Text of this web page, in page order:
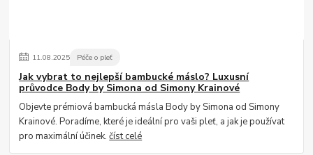
11.08.2025 Péče o pleť
Jak vybrat to nejlepší bambucké máslo? Luxusní
průvodce Body by Simona od Simony Krainové
Objevte prémiová bambucká másla Body by Simona od Simony
Krainové. Poradíme, které je ideální pro vaši pleť, a jak je používat
pro maximální účinek.číst celé